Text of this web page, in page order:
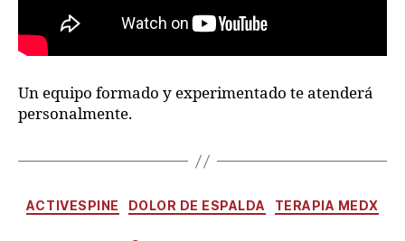
Un equipo formado y experimentado te atenderá
personalmente.
ACTIVESPINE DOLOR DE ESPALDA TERAPIA MEDX